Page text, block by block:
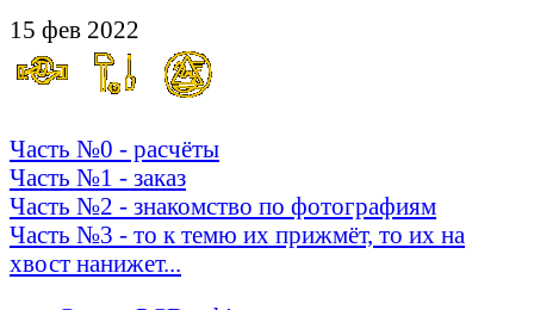
15 фев 2022
Часть №0 - расчёты
Часть №1 - заказ
Часть №2 - знакомство по фотографиям
Часть №3 - то к темю их прижмёт, то их на
хвост нанижет...